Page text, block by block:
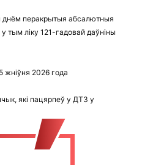
днём перакрытыя абсалютныя
тым ліку 121-гадовай даўніны
жніўня 2026 года
які пацярпеў у ДТЗ у